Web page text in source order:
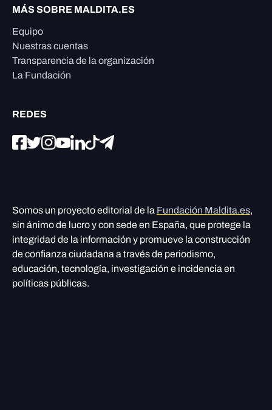
MÁS SOBRE MALDITA.ES
Equipo
Nuestras cuentas
Transparencia de la organización
La Fundación
REDES
Somos un proyecto editorial de la Fundación Maldita.es,
sin ánimo de lucro y con sede en España, que protege la
integridad de la información y promueve la construcción
de confianza ciudadana a través de periodismo,
educación, tecnología, investigación e incidencia en
políticas públicas.